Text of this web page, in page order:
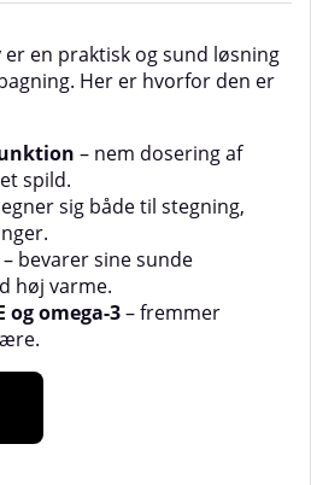
er en praktisk og sund løsning
Her er hvorfor den er
– nem dosering af
spild.
sig både til stegning,
– bevarer sine sunde
høj varme.
og omega-3– fremmer